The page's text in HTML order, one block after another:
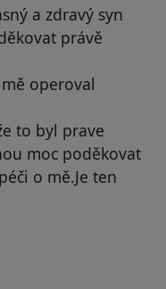
a zdravý syn
právě
operoval
to byl prave
moc poděkovat
o mě.Je ten
účet byl odstraněn